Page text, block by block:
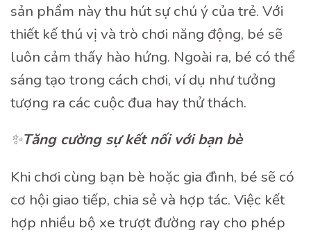
sản phẩm này thu hút sự chú ý của trẻ. Với
thiết kế thú vị và trò chơi năng động, bé sẽ
luôn cảm thấy hào hứng. Ngoài ra, bé có thể
sáng tạo trong cách chơi, ví dụ như tưởng
tượng ra các cuộc đua hay thử thách.
✨Tăng cường sự kết nối với bạn bè
Khi chơi cùng bạn bè hoặc gia đình, bé sẽ có
cơ hội giao tiếp, chia sẻ và hợp tác. Việc kết
hợp nhiều bộ xe trượt đường ray cho phép